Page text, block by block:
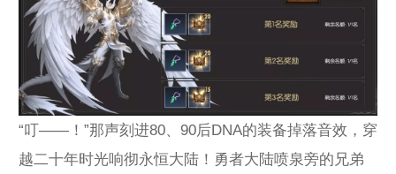
“叮——！”那声刻进80、90后DNA的装备掉落音效，穿
越二十年时光响彻永恒大陆！勇者大陆喷泉旁的兄弟